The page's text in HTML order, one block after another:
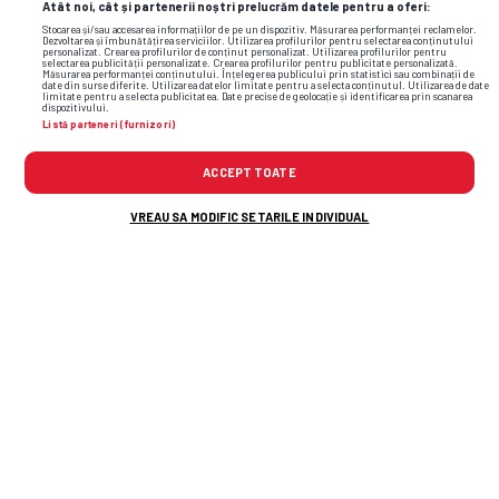
Atât noi, cât și partenerii noștri prelucrăm datele pentru a oferi:
Stocarea și/sau accesarea informațiilor de pe un dispozitiv. Măsurarea performanței reclamelor.
Dezvoltarea și îmbunătățirea serviciilor. Utilizarea profilurilor pentru selectarea conținutului
personalizat. Crearea profilurilor de conținut personalizat. Utilizarea profilurilor pentru
selectarea publicității personalizate. Crearea profilurilor pentru publicitate personalizată.
Măsurarea performanței conținutului. Înțelegerea publicului prin statistici sau combinații de
date din surse diferite. Utilizarea datelor limitate pentru a selecta conținutul. Utilizarea de date
limitate pentru a selecta publicitatea. Date precise de geolocație și identificarea prin scanarea
dispozitivului.
Listă parteneri (furnizori)
ACCEPT TOATE
VREAU SA MODIFIC SETARILE INDIVIDUAL